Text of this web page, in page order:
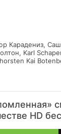
Карадениз,
Karl
Kai
HD